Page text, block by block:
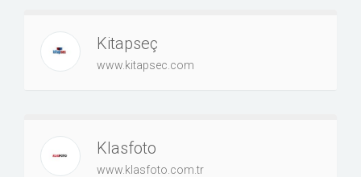
Kitapseç
www.kitapsec.com
Klasfoto
www.klasfoto.com.tr